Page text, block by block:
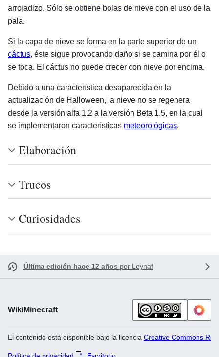
arrojadizo. Sólo se obtiene bolas de nieve con el uso de la
pala.
Si la capa de nieve se forma en la parte superior de un
cáctus, éste sigue provocando daño si se camina por él o
se toca. El cáctus no puede crecer con nieve por encima.
Debido a una característica desaparecida en la
actualización de Halloween, la nieve no se regenera
desde la versión alfa 1.2 a la versión Beta 1.5, en la cual
se implementaron características meteorológicas.
Elaboración
Trucos
Curiosidades
Última edición hace 12 años por Leynaf
WikiMinecraft
El contenido está disponible bajo la licencia Creative Commons